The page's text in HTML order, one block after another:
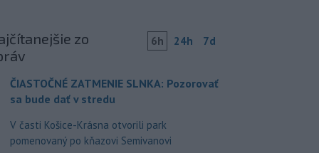
zo
6h 24h 7d
ČIASTOČNÉ ZATMENIE SLNKA: Pozorovať
sa bude dať v stredu
V časti Košice-Krásna otvorili park
pomenovaný po kňazovi Semivanovi